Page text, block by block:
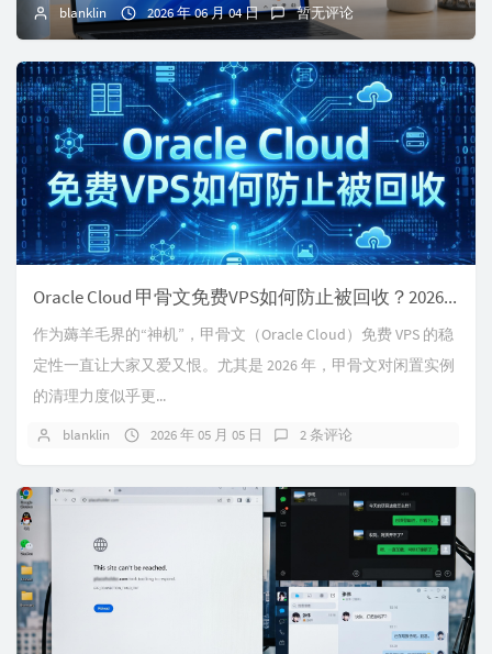
blanklin 2026 年 06 月 04 日 暂无评论
Oracle Cloud 甲骨文免费VPS如何防止被回收？2026最新保活脚本与完整策略
作为薅羊毛界的“神机”，甲骨文（Oracle Cloud）免费 VPS 的稳
定性一直让大家又爱又恨。尤其是 2026 年，甲骨文对闲置实例
的清理力度似乎更...
blanklin 2026 年 05 月 05 日 2 条评论